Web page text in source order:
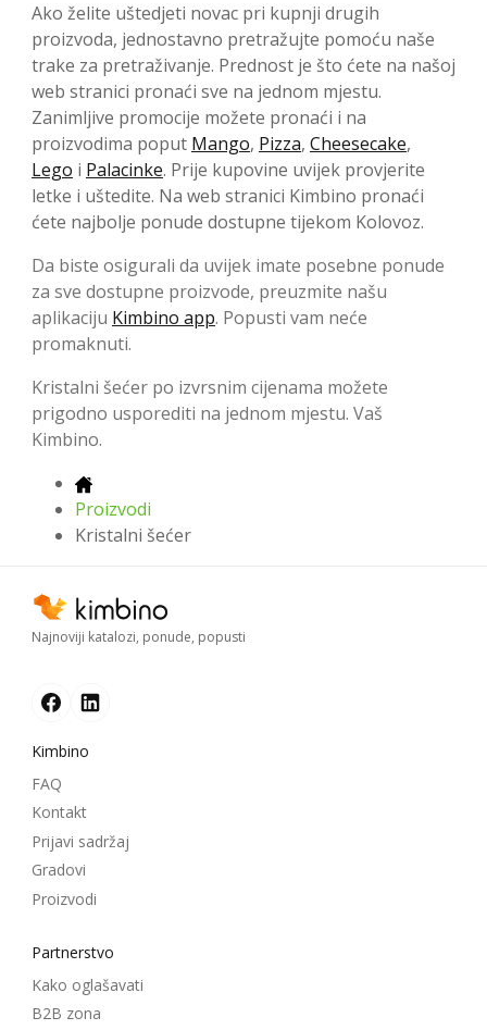
Ako želite uštedjeti novac pri kupnji drugih
proizvoda, jednostavno pretražujte pomoću naše
trake za pretraživanje. Prednost je što ćete na našoj
web stranici pronaći sve na jednom mjestu.
Zanimljive promocije možete pronaći i na
proizvodima poput Mango, Pizza, Cheesecake,
Lego i Palacinke. Prije kupovine uvijek provjerite
letke i uštedite. Na web stranici Kimbino pronaći
ćete najbolje ponude dostupne tijekom Kolovoz.
Da biste osigurali da uvijek imate posebne ponude
za sve dostupne proizvode, preuzmite našu
aplikaciju Kimbino app. Popusti vam neće
promaknuti.
Kristalni šećer po izvrsnim cijenama možete
prigodno usporediti na jednom mjestu. Vaš
Kimbino.
Proizvodi
Kristalni šećer
Najnoviji katalozi, ponude, popusti
Kimbino
FAQ
Kontakt
Prijavi sadržaj
Gradovi
Proizvodi
Partnerstvo
Kako oglašavati
B2B zona